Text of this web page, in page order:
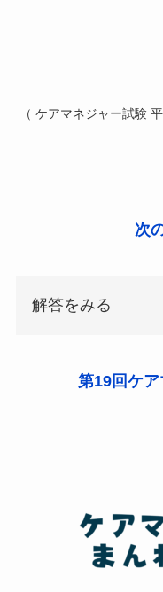
（ ケアマネジャー試験
次
解答をみる
第19回ケ